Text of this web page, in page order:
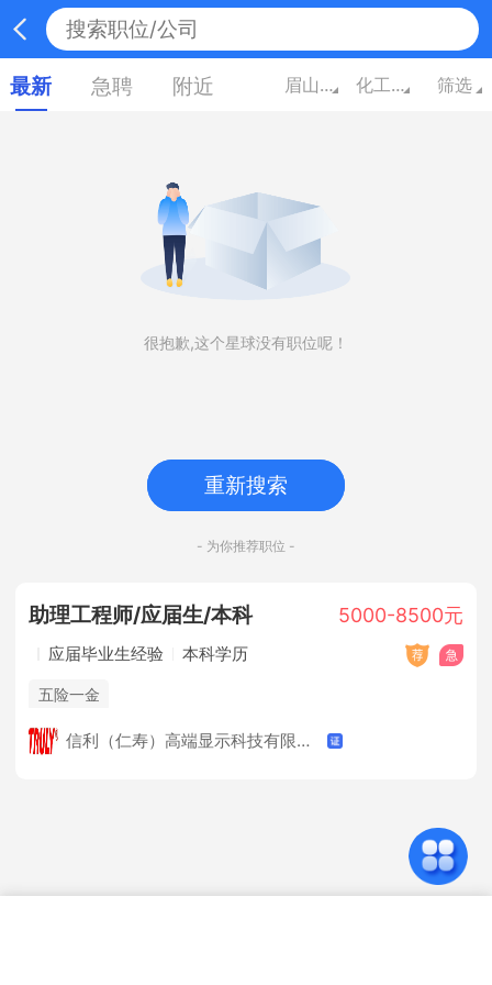
最新 急聘 附近 眉山四川 化工/能源 筛选
很抱歉,这个星球没有职位呢！
重新搜索
- 为你推荐职位 -
助理工程师/应届生/本科 5000-8500元
应届毕业生经验 本科学历
五险一金
信利（仁寿）高端显示科技有限公司